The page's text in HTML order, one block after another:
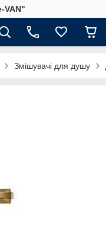
VAN"
Змішувачі для душу